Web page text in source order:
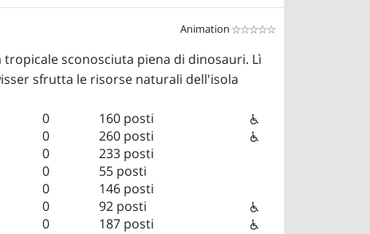
Animation 

sconosciuta piena di dinosauri. Lì
sfrutta le risorse naturali dell'isola
0
160 posti
0
260 posti
0
233 posti
0
55 posti
0
146 posti
0
92 posti
0 187 posti